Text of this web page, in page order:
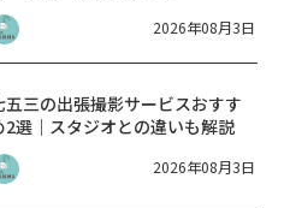
2026年08月3日
五三の出張撮影サービスおすす
2選｜スタジオとの違いも解説
2026年08月3日